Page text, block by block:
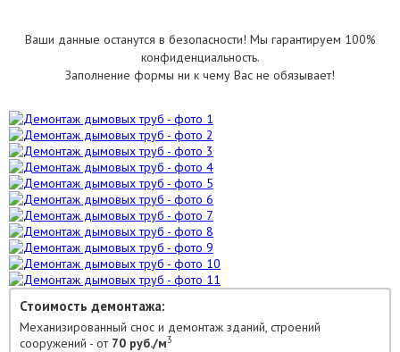
Ваши данные останутся в безопасности! Мы гарантируем 100%
конфиденциальность.
Заполнение формы ни к чему Вас не обязывает!
Стоимость демонтажа:
Механизированный снос и демонтаж зданий, строений
сооружений - от 70 руб./м3